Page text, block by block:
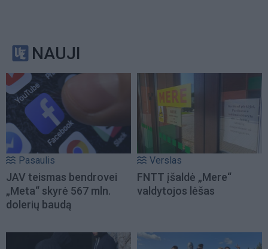
NAUJI
Pasaulis
JAV teismas bendrovei
„Meta“ skyrė 567 mln.
dolerių baudą
Verslas
FNTT įšaldė „Mere“
valdytojos lėšas